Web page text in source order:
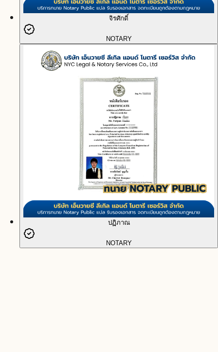
จิรศักดิ์
NOTARY
ปฏิภาณ
NOTARY